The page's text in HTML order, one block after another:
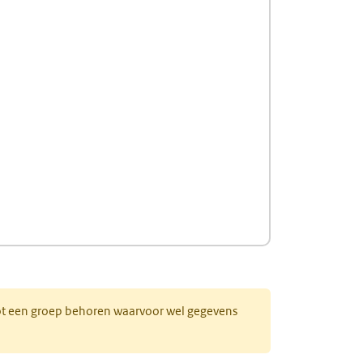
een groep behoren waarvoor wel gegevens